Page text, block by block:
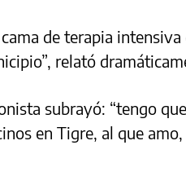
de terapia
relató
subrayó: “tengo
en Tigre, al que